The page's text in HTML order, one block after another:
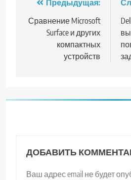
Навигация
по
записям
Предыдущая:
Сравнение Microsoft
Surface и других
компактных
устройств
ДОБАВИТЬ
Ваш адрес email не будет